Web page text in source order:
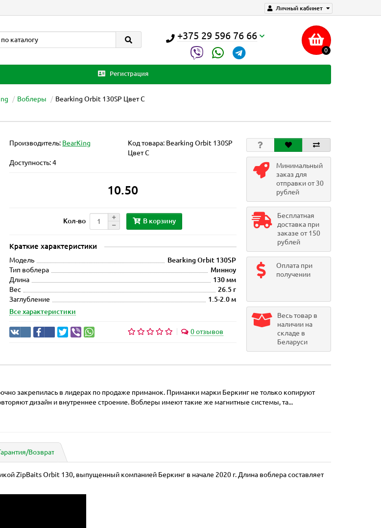
Личный кабинет
+375 29 596 76 66
0
Регистрация
Воблеры Bearking Orbit 130SP Цвет C
Производитель: BearKing Код товара: Bearking Orbit 130SP
Цвет C
Доступность: 4
10.50
Кол-во В корзину
Краткие характеристики
Модель
Bearking Orbit 130SP
Тип воблера
Минноу
Длина
130 мм
Вес
26.5 г
Заглубление
1.5-2.0 м
Все характеристики
0 отзывов
Минимальный
заказ для
отправки от 30
рублей
Бесплатная
доставка при
заказе от 150
рублей
Оплата при
получении
Весь товар в
наличии на
складе в
Беларуси
закрепилась в лидерах по продаже приманок. Приманки марки Беркинг не только копируют
дизайн и внутреннее строение. Воблеры имеют такие же магнитные системы, та...
Возврат
ZipBaits Orbit 130, выпущенный компанией Беркинг в начале 2020 г. Длина воблера составляет